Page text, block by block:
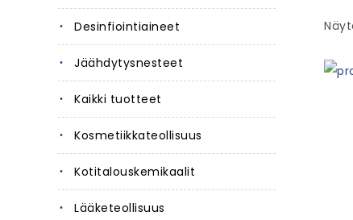
Desinfiointiaineet
Jäähdytysnesteet
Kaikki tuotteet
Kosmetiikkateollisuus
Kotitalouskemikaalit
Lääketeollisuus